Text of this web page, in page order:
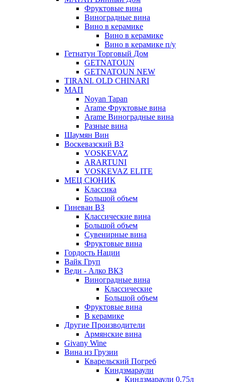
Фруктовые вина
Виноградные вина
Вино в керамике
Вино в керамике
Вино в керамике п/у
Гетнатун Торговый Дом
GETNATOUN
GETNATOUN NEW
TIRANI. OLD CHINARI
МАП
Noyan Tapan
Arame Фруктовые вина
Arame Виноградные вина
Разные вина
Шаумян Вин
Воскевазский ВЗ
VOSKEVAZ
ARARTUNI
VOSKEVAZ ELITE
МЕЦ СЮНИК
Классика
Большой объем
Гиневан ВЗ
Классические вина
Большой объем
Сувенирные вина
Фруктовые вина
Гордость Нации
Вайк Груп
Веди - Алко ВКЗ
Виноградные вина
Классические
Большой объем
Фруктовые вина
В керамике
Другие Производители
Армянские вина
Givany Wine
Вина из Грузии
Кварельский Погреб
Киндзмараули
Киндзмараули 0,75л